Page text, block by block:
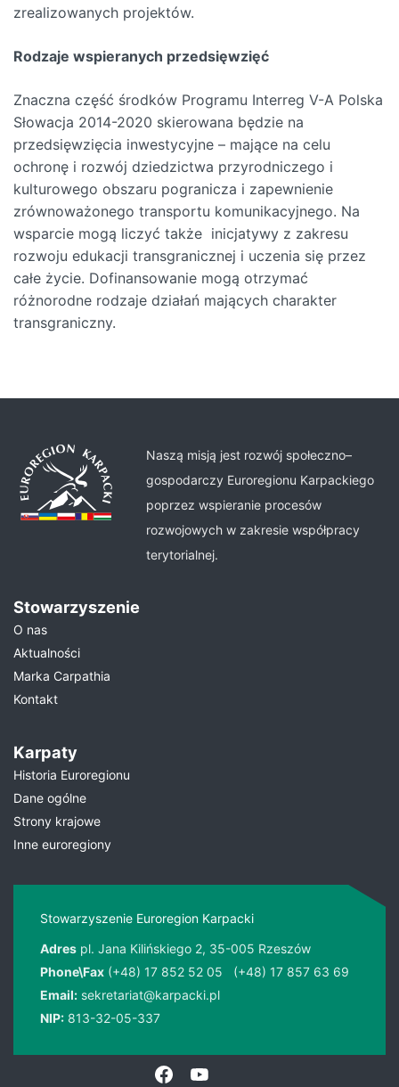
zrealizowanych projektów.
Rodzaje wspieranych przedsięwzięć
Znaczna część środków Programu Interreg V-A Polska
Słowacja 2014-2020 skierowana będzie na
przedsięwzięcia inwestycyjne – mające na celu
ochronę i rozwój dziedzictwa przyrodniczego i
kulturowego obszaru pogranicza i zapewnienie
zrównoważonego transportu komunikacyjnego. Na
wsparcie mogą liczyć także inicjatywy z zakresu
rozwoju edukacji transgranicznej i uczenia się przez
całe życie. Dofinansowanie mogą otrzymać
różnorodne rodzaje działań mających charakter
transgraniczny.
Naszą misją jest rozwój społeczno–
gospodarczy Euroregionu Karpackiego
poprzez wspieranie procesów
rozwojowych w zakresie współpracy
terytorialnej.
Stowarzyszenie
O nas
Aktualności
Marka Carpathia
Kontakt
Karpaty
Historia Euroregionu
Dane ogólne
Strony krajowe
Inne euroregiony
Stowarzyszenie Euroregion Karpacki
Adres pl. Jana Kilińskiego 2, 35-005 Rzeszów
Phone\Fax (+48) 17 852 52 05
(+48) 17 857 63 69
Email: sekretariat@karpacki.pl
NIP: 813-32-05-337